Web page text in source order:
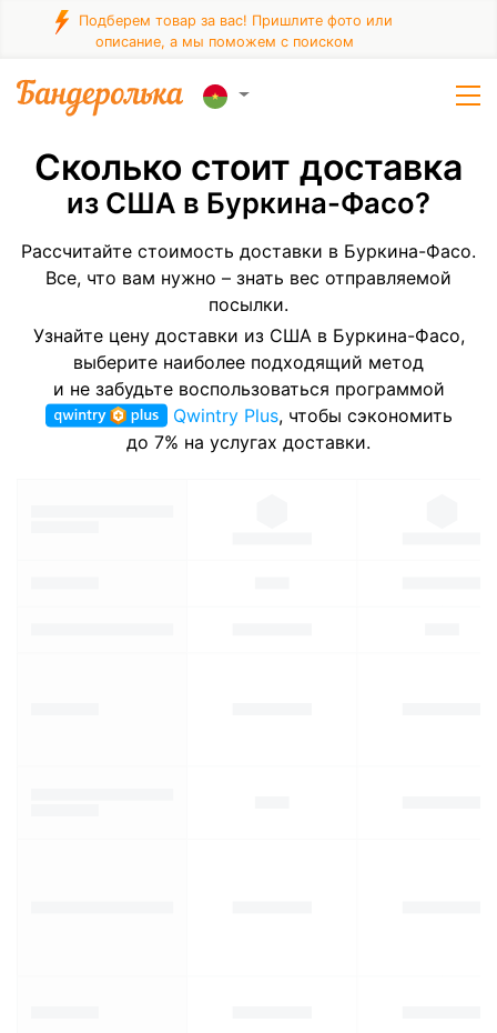
Подберем товар за вас! Пришлите фото или
описание, а мы поможем с поиском
Сколько стоит доставка
из США в Буркина-Фасо?
Рассчитайте стоимость доставки в Буркина-Фасо.
Все, что вам нужно – знать вес отправляемой
посылки.
Узнайте цену доставки из США в Буркина-Фасо,
выберите наиболее подходящий метод
и не забудьте воспользоваться программой
Qwintry Plus, чтобы сэкономить
до 7% на услугах доставки.